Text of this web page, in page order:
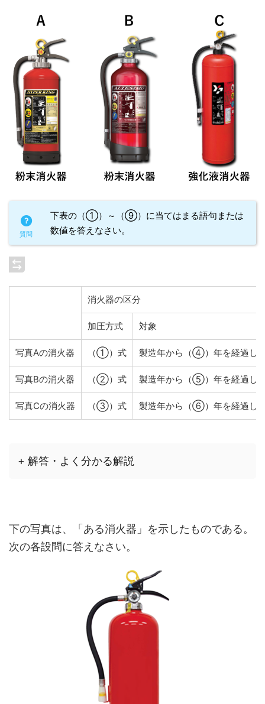
下表の（①）～（⑨）に当てはまる語句または
数値を答えなさい。
消火器の区分
加圧方式 対象
写真Aの消火器 （①）式 製造年から（④）年を経過し
写真Bの消火器 （②）式 製造年から（⑤）年を経過し
写真Cの消火器 （③）式 製造年から（⑥）年を経過し
+ 解答・よく分かる解説
下の写真は、「ある消火器」を示したものである。
次の各設問に答えなさい。